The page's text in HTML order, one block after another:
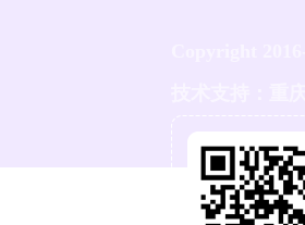
Copyright